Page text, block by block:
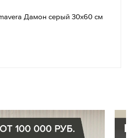
Дамон серый 30х60 см